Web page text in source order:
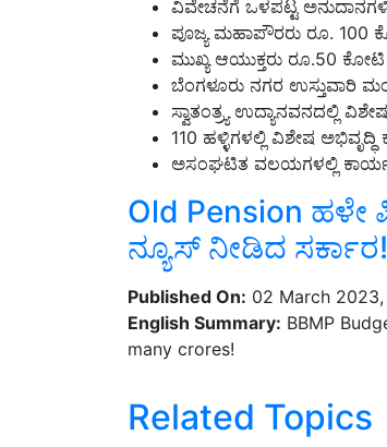
ಪೂಜ್ಯ ಮಹಾಪೌರರು ರೂ. 100
ಮುಖ್ಯ ಆಯುಕ್ತರು ರೂ.50 ಕೋಟಿ
ಬೆಂಗಳೂರು ನಗರ ಉಸ್ತುವಾರಿ
ಸ್ವಾತಂತ್ರ್ಯ ಉದ್ಯಾನವನದಲ್ಲಿ
110 ಹಳ್ಳಿಗಳಲ್ಲಿ ವಿಶೇಷ
ಅಸಂಘಟಿತ ವಲಯಗಳಲ್ಲಿ
Old Pension
ನ್ಯೂಸ್‌ ನೀಡಿದ ಸರ್ಕಾರ!
Published On:
English Summary:BBMP
many crores!
Related Topics
Budget Bbmp plan BBMP